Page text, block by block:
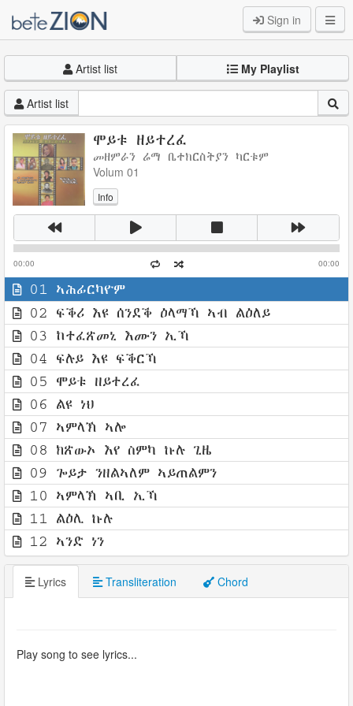
Sign in
Artist list My Playlist
Artist list
ሞይቱ ዘይተረፈ
መዘምራን ሬማ ቤተክርስትያን ካርቱም
Volum 01
Info
00:00 00:00
01 ኣሕፊርካዮም
02 ፍቕሪ እዩ ሰንደቕ ዕላማኻ ኣብ ልዕለይ
03 ከተፈጽመኒ እሙን ኢኻ
04 ፍሉይ እዩ ፍቕርኻ
05 ሞይቱ ዘይተረፈ
06 ልዩ ነህ
07 ኣምላኽ ኣሎ
08 ክጽውኦ እየ ስምካ ኩሉ ጊዜ
09 ጐይታ ንዘልኣለም ኣይጠልምን
10 ኣምላኽ ኣቢ ኢኻ
11 ልዕሊ ኩሉ
12 ኣንድ ነን
Lyrics Transliteration Chord
Play song to see lyrics...